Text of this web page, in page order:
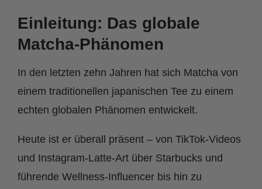
Einleitung: Das globale
Matcha-Phänomen
In den letzten zehn Jahren hat sich Matcha von
einem traditionellen japanischen Tee zu einem
echten globalen Phänomen entwickelt.
Heute ist er überall präsent – von TikTok-Videos
und Instagram-Latte-Art über Starbucks und
führende Wellness-Influencer bis hin zu